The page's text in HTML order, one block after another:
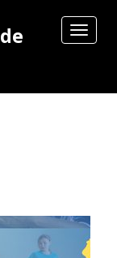
Toggle